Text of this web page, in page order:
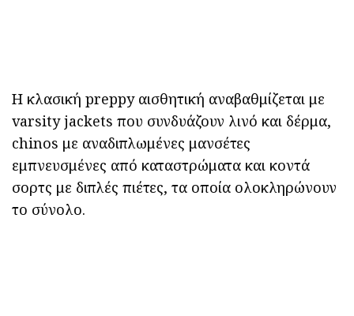
Η κλασική preppy αισθητική αναβαθμίζεται με
varsity jackets που συνδυάζουν λινό και δέρμα,
chinos με αναδιπλωμένες μανσέτες
εμπνευσμένες από καταστρώματα και κοντά
σορτς με διπλές πιέτες, τα οποία ολοκληρώνουν
το σύνολο.